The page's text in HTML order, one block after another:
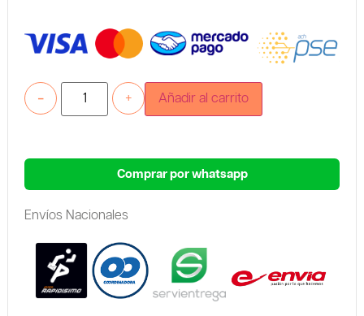
+
- Añadir al carrito
Comprar por whatsapp
Envíos Nacionales